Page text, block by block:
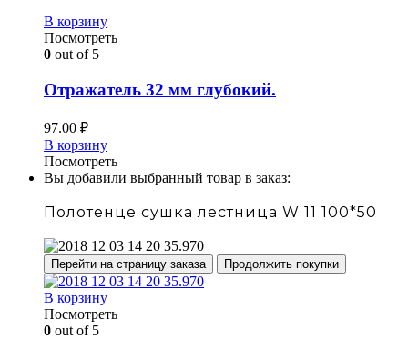
В корзину
Посмотреть
0 out of 5
Отражатель 32 мм глубокий.
97.00 ₽
В корзину
Посмотреть
Вы добавили выбранный товар в заказ:
Полотенце сушка лестница W 11 100*50
Перейти на страницу заказа Продолжить покупки
В корзину
Посмотреть
0 out of 5